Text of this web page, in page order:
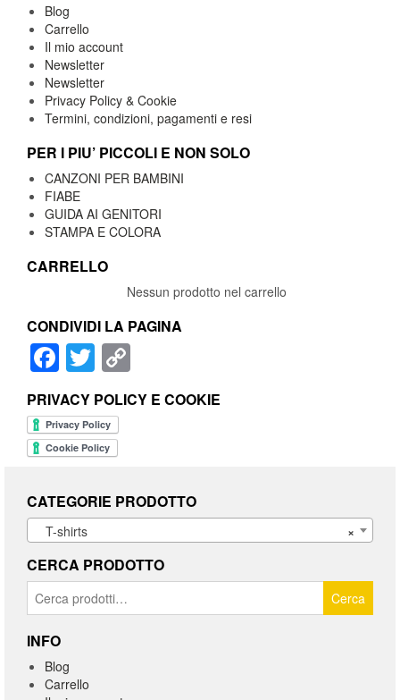
Blog
Carrello
Il mio account
Newsletter
Newsletter
Privacy Policy & Cookie
Termini, condizioni, pagamenti e resi
PER I PIU’ PICCOLI E NON SOLO
CANZONI PER BAMBINI
FIABE
GUIDA AI GENITORI
STAMPA E COLORA
CARRELLO
Nessun prodotto nel carrello
CONDIVIDI LA PAGINA
Facebook
Twitter
Link
PRIVACY POLICY E COOKIE
CATEGORIE PRODOTTO
×
T-shirts
CERCA PRODOTTO
Cerca: Cerca
INFO
Blog
Carrello